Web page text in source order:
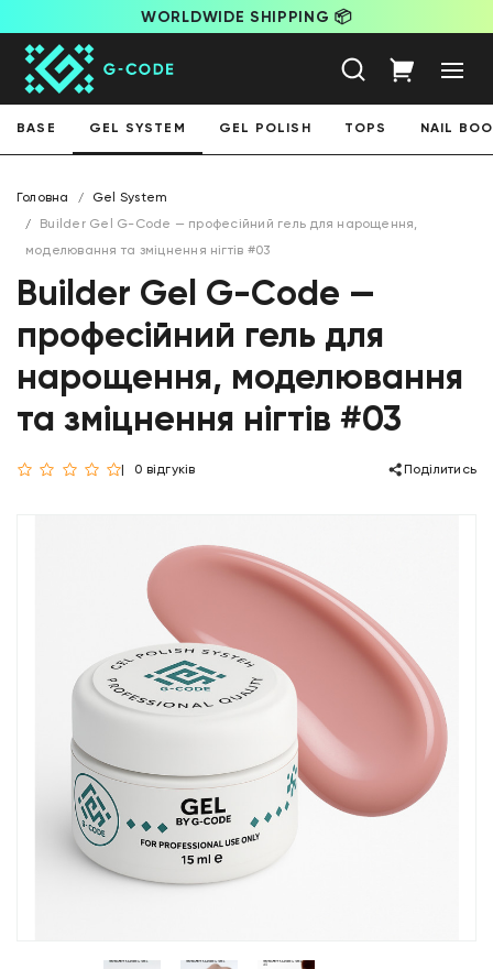
WORLDWIDE SHIPPING 📦
BASE GEL SYSTEM GEL POLISH TOPS NAIL
Головна
Gel System
Builder Gel G-Code — професійний гель для нарощення,
моделювання та зміцнення нігтів #03
Builder Gel G-Code —
професійний гель для
нарощення, моделювання
та зміцнення нігтів #03
0 відгуків Поділитись